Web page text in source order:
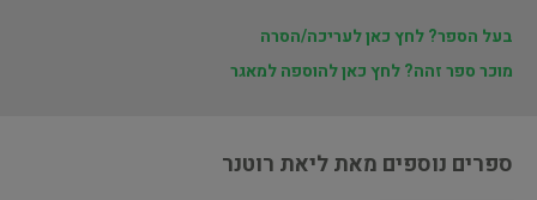
בעל הספר? לחץ כאן לעריכה/הסרה
מוכר ספר זהה? לחץ כאן להוספה למאגר
ספרים נוספים מאת ליאת רוטנר